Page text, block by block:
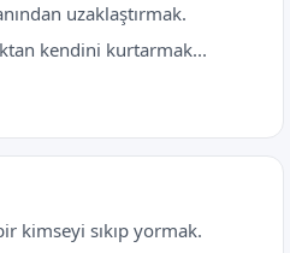
uzaklaştırmak.
kendini kurtarmak...
kimseyi sıkıp yormak.